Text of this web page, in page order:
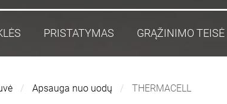
PRISTATYMAS GRĄŽINIMO TEISĖ
Apsauga nuo uodų THERMACELL